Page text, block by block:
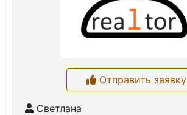
Отправить заявку
Светлана